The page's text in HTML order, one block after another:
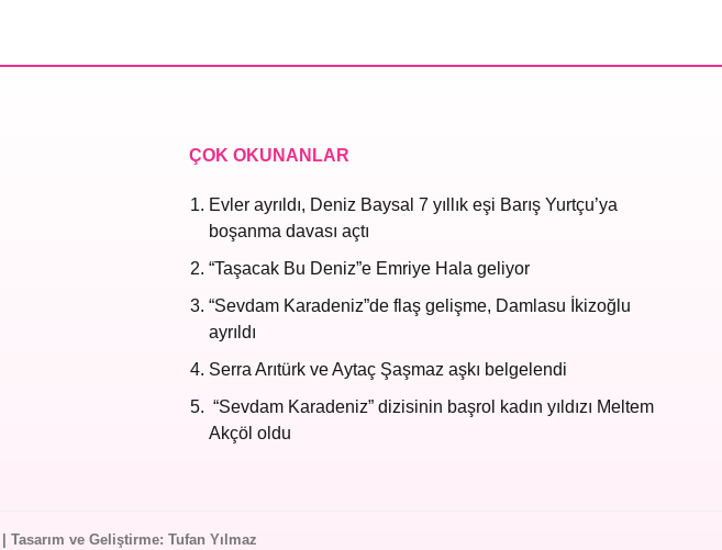
ÇOK OKUNANLAR
Evler ayrıldı, Deniz Baysal 7 yıllık eşi Barış Yurtçu’ya
boşanma davası açtı
“Taşacak Bu Deniz”e Emriye Hala geliyor
“Sevdam Karadeniz”de flaş gelişme, Damlasu İkizoğlu
ayrıldı
Serra Arıtürk ve Aytaç Şaşmaz aşkı belgelendi
“Sevdam Karadeniz” dizisinin başrol kadın yıldızı Meltem
Akçöl oldu
| Tasarım ve Geliştirme: Tufan Yılmaz